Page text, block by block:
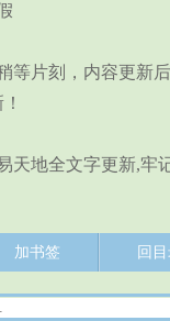
等片刻，内容更新
天地全文字更新,牢
加书签 回